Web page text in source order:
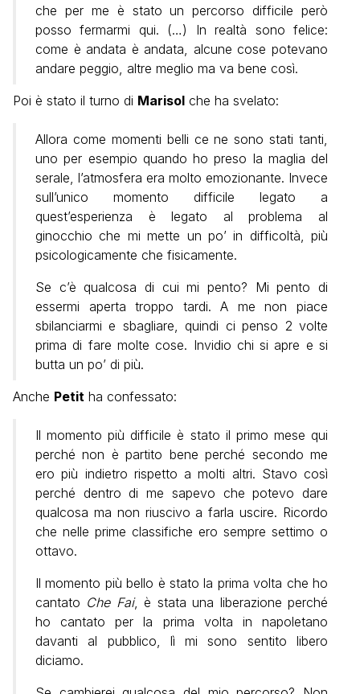
che per me è stato un percorso difficile però
posso fermarmi qui. (…) In realtà sono felice:
come è andata è andata, alcune cose potevano
andare peggio, altre meglio ma va bene così.
Poi è stato il turno di Marisol che ha svelato:
Allora come momenti belli ce ne sono stati tanti,
uno per esempio quando ho preso la maglia del
serale, l’atmosfera era molto emozionante. Invece
sull’unico momento difficile legato a
quest’esperienza è legato al problema al
ginocchio che mi mette un po’ in difficoltà, più
psicologicamente che fisicamente.
Se c’è qualcosa di cui mi pento? Mi pento di
essermi aperta troppo tardi. A me non piace
sbilanciarmi e sbagliare, quindi ci penso 2 volte
prima di fare molte cose. Invidio chi si apre e si
butta un po’ di più.
Anche Petit ha confessato:
Il momento più difficile è stato il primo mese qui
perché non è partito bene perché secondo me
ero più indietro rispetto a molti altri. Stavo così
perché dentro di me sapevo che potevo dare
qualcosa ma non riuscivo a farla uscire. Ricordo
che nelle prime classifiche ero sempre settimo o
ottavo.
Il momento più bello è stato la prima volta che ho
cantato Che Fai, è stata una liberazione perché
ho cantato per la prima volta in napoletano
davanti al pubblico, lì mi sono sentito libero
diciamo.